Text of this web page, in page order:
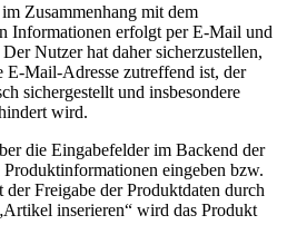
Zusammenhang mit dem
Informationen erfolgt per E-Mail und
Nutzer hat daher sicherzustellen,
E-Mail-Adresse zutreffend ist, der
sichergestellt und insbesondere
wird.
die Eingabefelder im Backend der
eingeben bzw.
Freigabe der Produktdaten durch
inserieren“ wird das Produkt